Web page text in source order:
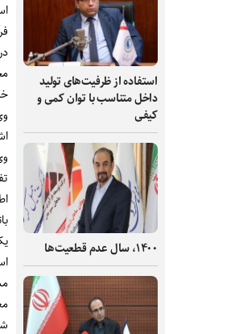
استفاده از ظرفیت‌های تولید
داخل متناسب با توان کمی و
کیفی
۱۴۰۰، سال عدم قطعیت‌ها